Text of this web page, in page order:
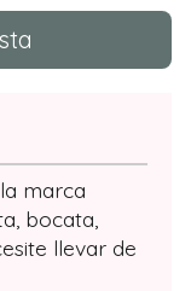
marca
bocata,
llevar de